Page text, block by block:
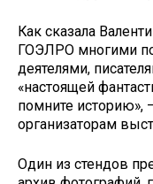
Как сказала
ГОЭЛРО многими
деятелями,
«настоящей
помните историю»,
организаторам
Один из стендов